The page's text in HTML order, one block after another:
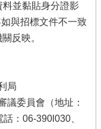
並黏貼身分證影
與招標文件不一致
反映。
局
議委員會（地址：
：06-390l030、